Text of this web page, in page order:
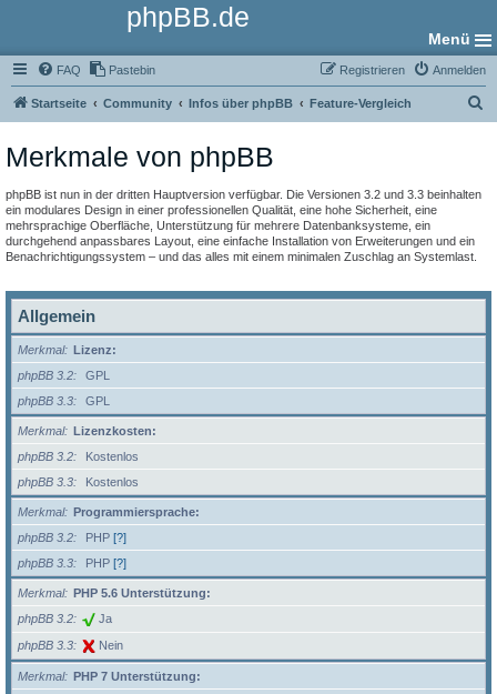
phpBB.de
Menü
FAQ Pastebin Anmelden
Registrieren
Startseite Community Infos über phpBB Feature-Vergleich
Merkmale von phpBB
phpBB ist nun in der dritten Hauptversion verfügbar. Die Versionen 3.2 und 3.3 beinhalten
ein modulares Design in einer professionellen Qualität, eine hohe Sicherheit, eine
mehrsprachige Oberfläche, Unterstützung für mehrere Datenbanksysteme, ein
durchgehend anpassbares Layout, eine einfache Installation von Erweiterungen und ein
Benachrichtigungssystem – und das alles mit einem minimalen Zuschlag an Systemlast.
Allgemein
Merkmal
Lizenz:
phpBB 3.2
GPL
phpBB 3.3
GPL
Merkmal
Lizenzkosten:
phpBB 3.2
Kostenlos
phpBB 3.3
Kostenlos
Merkmal
Programmiersprache:
phpBB 3.2
PHP [?]
phpBB 3.3
PHP [?]
Merkmal
PHP 5.6 Unterstützung:
phpBB 3.2
Ja
phpBB 3.3 Nein
Merkmal
PHP 7 Unterstützung: